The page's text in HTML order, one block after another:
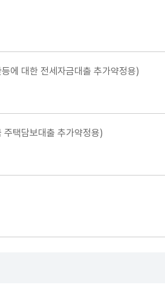
에 대한 전세자금대출 추가약정용)
택담보대출 추가약정용)